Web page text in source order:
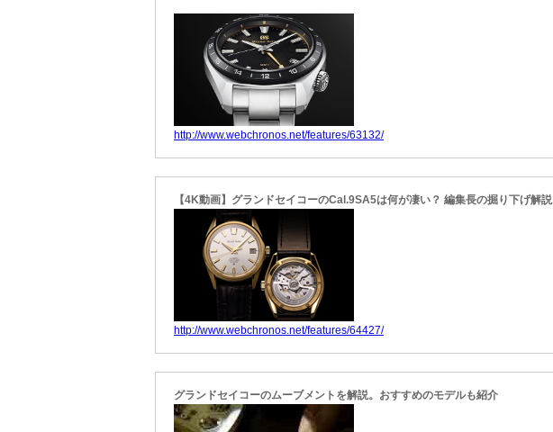
http://www.webchronos.net/features/63132/
【4K動画】グランドセイコーのCal.9SA5は何が凄い？ 編集長の掘り下げ解説
http://www.webchronos.net/features/64427/
グランドセイコーのムーブメントを解説。おすすめのモデルも紹介